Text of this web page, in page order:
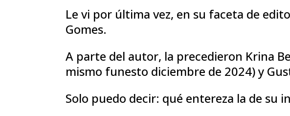
Le vi por última vez, en su faceta de
Gomes.
A parte del autor, la precedieron Krina
mismo funesto diciembre de 2024) y
Solo puedo decir: qué entereza la de su